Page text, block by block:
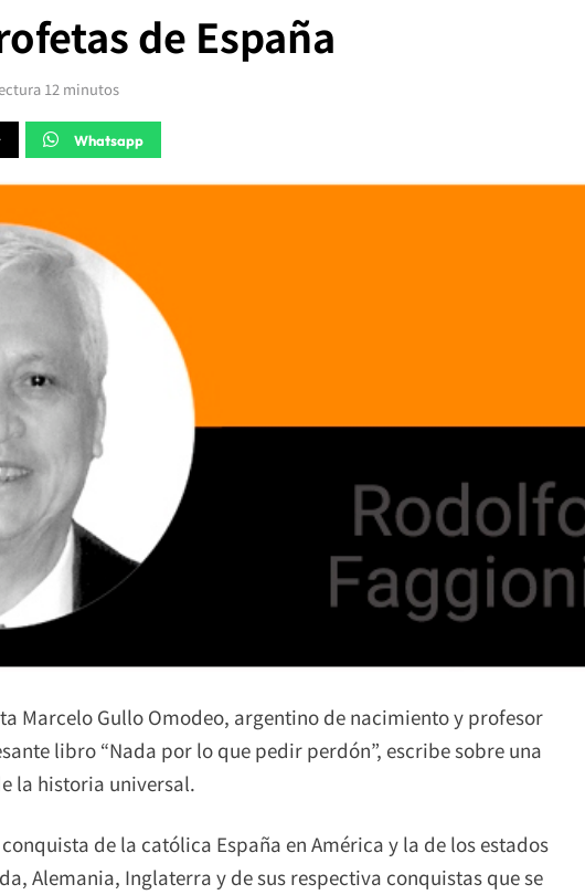
de España
12 minutos
Whatsapp
Marcelo Gullo Omodeo, argentino de nacimiento y profesor
libro “Nada por lo que pedir perdón”, escribe sobre una
la historia universal.
de la católica España en América y la de los estados
Alemania, Inglaterra y de sus respectiva conquistas que se